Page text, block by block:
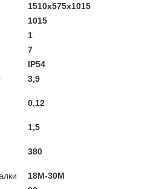
1510х575х1015
1015
1
7
IP54
3,9
0,12
1,5
380
18М-30М